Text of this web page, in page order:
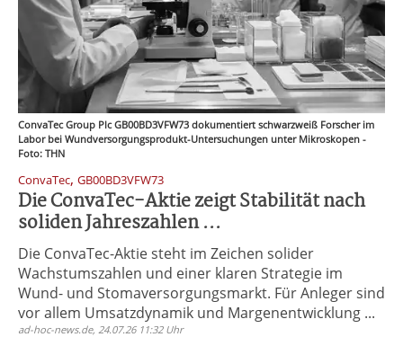
ConvaTec Group Plc GB00BD3VFW73 dokumentiert schwarzweiß Forscher im
Labor bei Wundversorgungsprodukt-Untersuchungen unter Mikroskopen -
Foto: THN
ConvaTec, GB00BD3VFW73
Die ConvaTec-Aktie zeigt Stabilität nach
soliden Jahreszahlen ...
Die ConvaTec-Aktie steht im Zeichen solider
Wachstumszahlen und einer klaren Strategie im
Wund- und Stomaversorgungsmarkt. Für Anleger sind
vor allem Umsatzdynamik und Margenentwicklung ...
ad-hoc-news.de, 24.07.26 11:32 Uhr